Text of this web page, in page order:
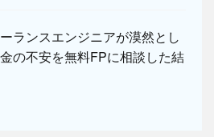
ランスエンジニアが漠然とし
の不安を無料FPに相談した結